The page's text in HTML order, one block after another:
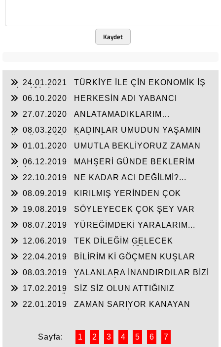
Kaydet
24.01.2021
TÜRKİYE İLE ÇİN EKONOMİK İŞ
06.10.2020
HERKESİN ADI YABANCI
27.07.2020
ANLATAMADIKLARIM…
08.03.2020
KADINLAR UMUDUN YAŞAMIN
01.01.2020
UMUTLA BEKLİYORUZ ZAMAN
06.12.2019
MAHŞERİ GÜNDE BEKLERİM
22.10.2019
NE KADAR ACI DEĞİLMİ?...
08.09.2019
KIRILMIŞ YERİNDEN ÇOK
19.08.2019
SÖYLEYECEK ÇOK ŞEY VAR
08.07.2019
YÜREĞİMDEKİ YARALARIM...
12.06.2019
TEK DİLEĞİM GELECEK
YAŞATMASI...
22.04.2019
BİLİRİM Kİ GÖÇMEN KUŞLAR
08.03.2019
YALANLARA İNANDIRDILAR BİZİ
17.02.2019
SİZ SİZ OLUN ATTIĞINIZ
22.01.2019
ZAMAN SARIYOR KANAYAN
Sayfa: 1 2 3 4 5 6 7